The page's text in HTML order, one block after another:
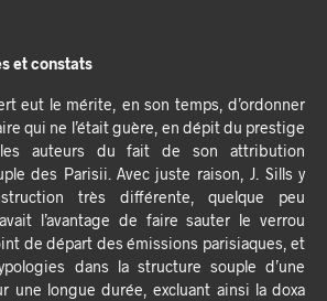
et constats
eut le mérite, en son temps, d’ordonner
qui ne l’était guère, en dépit du prestige
les auteurs du fait de son attribution
des Parisii. Avec juste raison, J. Sills y
très différente, quelque peu
l’avantage de faire sauter le verrou
de départ des émissions parisiaques, et
dans la structure souple d’une
une longue durée, excluant ainsi la doxa